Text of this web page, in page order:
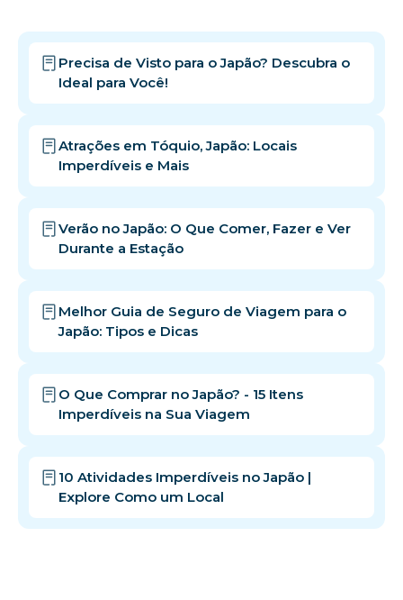
Precisa de Visto para o Japão? Descubra o
Ideal para Você!
Atrações em Tóquio, Japão: Locais
Imperdíveis e Mais
Verão no Japão: O Que Comer, Fazer e Ver
Durante a Estação
Melhor Guia de Seguro de Viagem para o
Japão: Tipos e Dicas
O Que Comprar no Japão? - 15 Itens
Imperdíveis na Sua Viagem
10 Atividades Imperdíveis no Japão |
Explore Como um Local